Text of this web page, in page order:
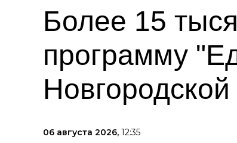
Более 15
программу
06 августа 2026, 12:35